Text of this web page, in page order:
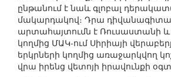
ընթանում է նաև գլոբալ
մակարդակով։ Դրա
արտահայտումն է Ռուսաստանի
կողմից ՄԱԿ-ում Սիրիայի
երկրների կողմից առաջարկվող
վրա իրենց վետոյի իրավունքի